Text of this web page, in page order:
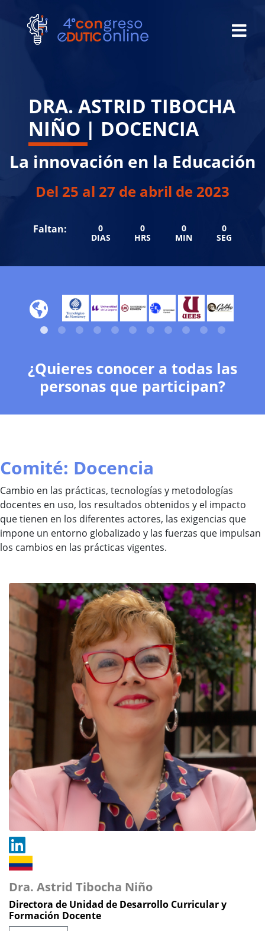
DRA. ASTRID TIBOCHA
NIÑO | DOCENCIA
La innovación en la Educación
Del 25 al 27 de abril de 2023
Faltan:
0
DIAS
0
HRS
0
MIN
0
SEG
¿Quieres conocer a todas las
personas que participan?
Comité: Docencia
Cambio en las prácticas, tecnologías y metodologías
docentes en uso, los resultados obtenidos y el impacto
que tienen en los diferentes actores, las exigencias que
impone un entorno globalizado y las fuerzas que impulsan
los cambios en las prácticas vigentes.
Dra. Astrid Tibocha Niño
Directora de Unidad de Desarrollo Curricular y
Formación Docente